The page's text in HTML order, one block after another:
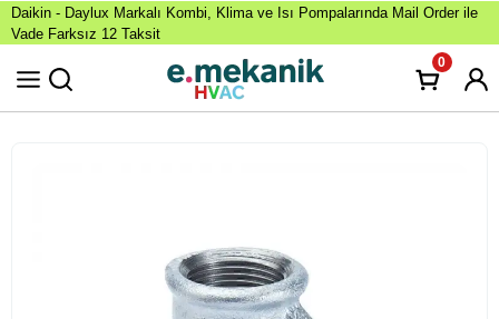
Daikin - Daylux Markalı Kombi, Klima ve Isı Pompalarında Mail Order ile
Vade Farksız 12 Taksit
0